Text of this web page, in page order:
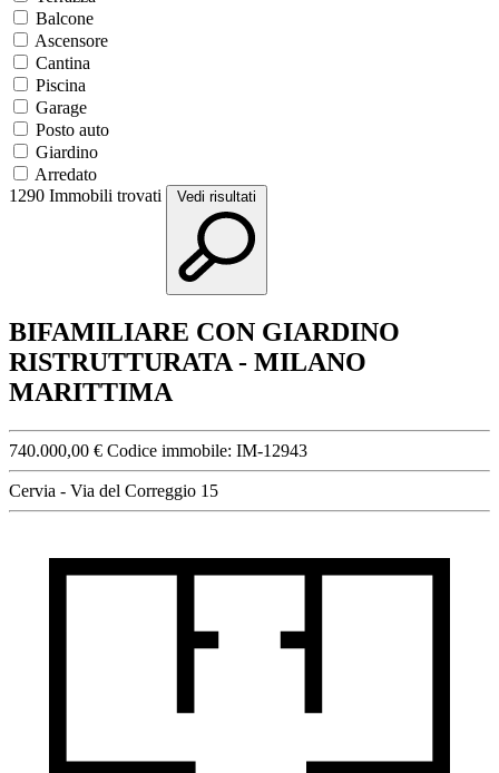
Balcone
Ascensore
Cantina
Piscina
Garage
Posto auto
Giardino
Arredato
1290 Immobili trovati Vedi risultati
BIFAMILIARE CON GIARDINO
RISTRUTTURATA - MILANO
MARITTIMA
740.000,00 € Codice immobile: IM-12943
Cervia - Via del Correggio 15